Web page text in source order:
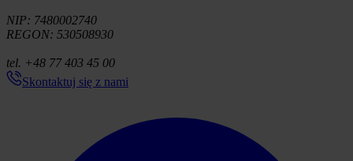
NIP: 7480002740
REGON: 530508930
tel. +48 77 403 45 00
Skontaktuj się z nami